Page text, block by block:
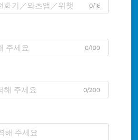
0/16
0/100
0/200